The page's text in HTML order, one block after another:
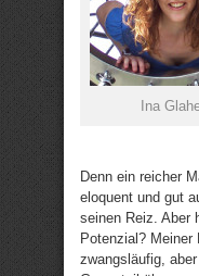
Ina
Denn ein reicher
eloquent und gut
seinen Reiz. Aber
Potenzial? Meiner
zwangsläufig,